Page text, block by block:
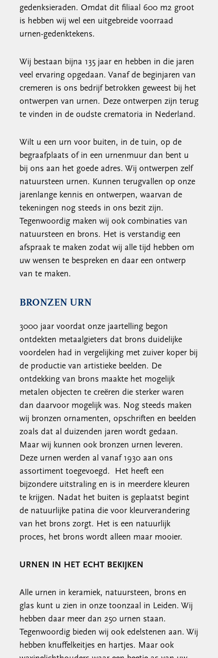
gedenksieraden. Omdat dit filiaal 600 m2 groot
is hebben wij wel een uitgebreide voorraad
urnen-gedenktekens.
Wij bestaan bijna 135 jaar en hebben in die jaren
veel ervaring opgedaan. Vanaf de beginjaren van
cremeren is ons bedrijf betrokken geweest bij het
ontwerpen van urnen. Deze ontwerpen zijn terug
te vinden in de oudste crematoria in Nederland.
Wilt u een urn voor buiten, in de tuin, op de
begraafplaats of in een urnenmuur dan bent u
bij ons aan het goede adres. Wij ontwerpen zelf
natuursteen urnen. Kunnen terugvallen op onze
jarenlange kennis en ontwerpen, waarvan de
tekeningen nog steeds in ons bezit zijn.
Tegenwoordig maken wij ook combinaties van
natuursteen en brons. Het is verstandig een
afspraak te maken zodat wij alle tijd hebben om
uw wensen te bespreken en daar een ontwerp
van te maken.
BRONZEN URN
3000 jaar voordat onze jaartelling begon
ontdekten metaalgieters dat brons duidelijke
voordelen had in vergelijking met zuiver koper bij
de productie van artistieke beelden. De
ontdekking van brons maakte het mogelijk
metalen objecten te creëren die sterker waren
dan daarvoor mogelijk was. Nog steeds maken
wij bronzen ornamenten, opschriften en beelden
zoals dat al duizenden jaren wordt gedaan.
Maar wij kunnen ook bronzen urnen leveren.
Deze urnen werden al vanaf 1930 aan ons
assortiment toegevoegd. Het heeft een
bijzondere uitstraling en is in meerdere kleuren
te krijgen. Nadat het buiten is geplaatst begint
de natuurlijke patina die voor kleurverandering
van het brons zorgt. Het is een natuurlijk
proces, het brons wordt alleen maar mooier.
URNEN IN HET ECHT BEKIJKEN
Alle urnen in keramiek, natuursteen, brons en
glas kunt u zien in onze toonzaal in Leiden. Wij
hebben daar meer dan 250 urnen staan.
Tegenwoordig bieden wij ook edelstenen aan. Wij
hebben knuffelkeitjes en hartjes. Maar ook